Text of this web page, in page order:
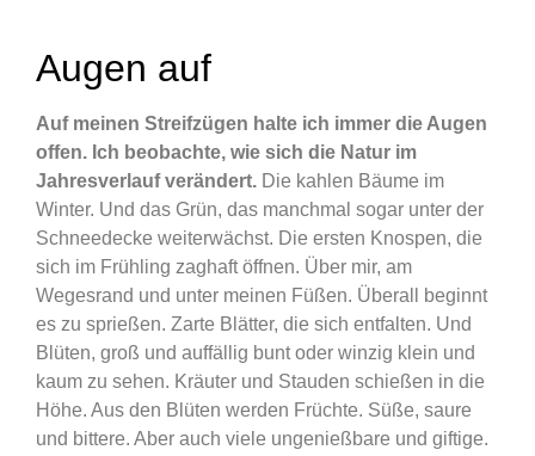
Augen auf
Auf meinen Streifzügen halte ich immer die Augen
offen. Ich beobachte, wie sich die Natur im
Jahresverlauf verändert. Die kahlen Bäume im
Winter. Und das Grün, das manchmal sogar unter der
Schneedecke weiterwächst. Die ersten Knospen, die
sich im Frühling zaghaft öffnen. Über mir, am
Wegesrand und unter meinen Füßen. Überall beginnt
es zu sprießen. Zarte Blätter, die sich entfalten. Und
Blüten, groß und auffällig bunt oder winzig klein und
kaum zu sehen. Kräuter und Stauden schießen in die
Höhe. Aus den Blüten werden Früchte. Süße, saure
und bittere. Aber auch viele ungenießbare und giftige.